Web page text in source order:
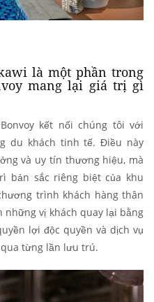
là một phần trong
mang lại giá trị gì
kết nối chúng tôi với
du khách tinh tế. Điều này
và uy tín thương hiệu, mà
bản sắc riêng biệt của khu
trình khách hàng thân
vị khách quay lại bằng
lợi độc quyền và dịch vụ
từng lần lưu trú.